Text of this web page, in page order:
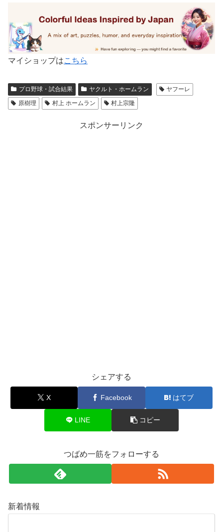
マイショップはこちら
プロ野球・試合結果 ヤクルト・ホームラン
ヤフーレ
原樹理
村上 ホームラン 村上宗隆
スポンサーリンク
シェアする
X Facebook はてブ
LINE コピー
つばめ一筋をフォローする
新着情報